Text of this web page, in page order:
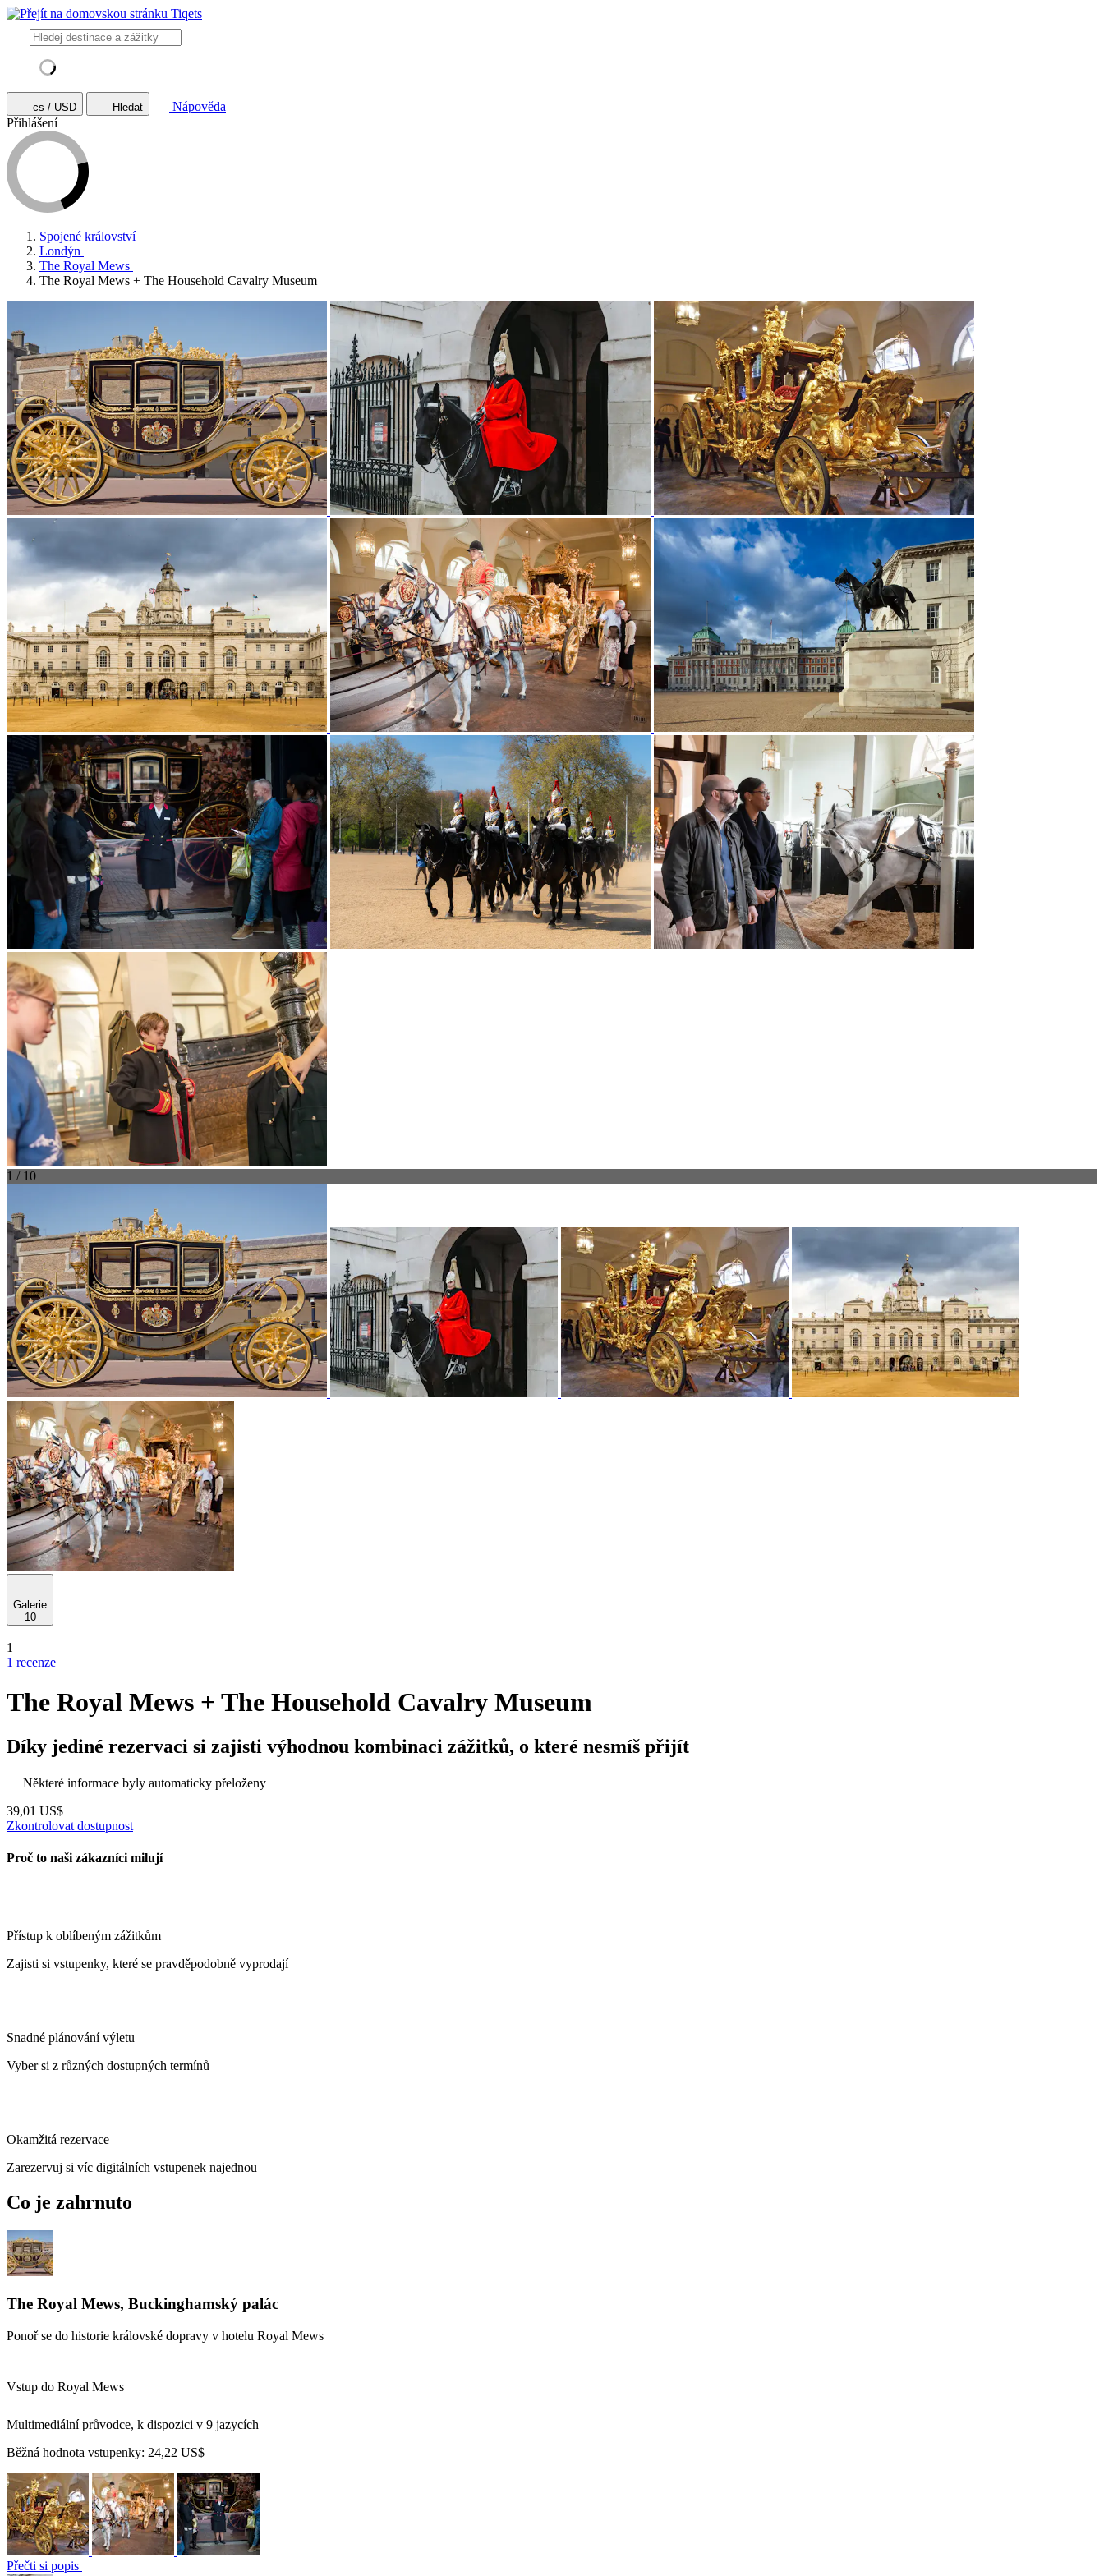
cs / USD Hledat
Nápověda
Přihlášení
Spojené království
Londýn
The Royal Mews
The Royal Mews + The Household Cavalry Museum
1 / 10
Galerie
10
1
1 recenze
The Royal Mews + The Household Cavalry Museum
Díky jediné rezervaci si zajisti výhodnou kombinaci zážitků, o které nesmíš přijít
Některé informace byly automaticky přeloženy
39,01 US$
Zkontrolovat dostupnost
Proč to naši zákazníci milují
Přístup k oblíbeným zážitkům
Zajisti si vstupenky, které se pravděpodobně vyprodají
Snadné plánování výletu
Vyber si z různých dostupných termínů
Okamžitá rezervace
Zarezervuj si víc digitálních vstupenek najednou
Co je zahrnuto
The Royal Mews, Buckinghamský palác
Ponoř se do historie královské dopravy v hotelu Royal Mews
Vstup do Royal Mews
Multimediální průvodce, k dispozici v 9 jazycích
Běžná hodnota vstupenky: 24,22 US$
Přečti si popis